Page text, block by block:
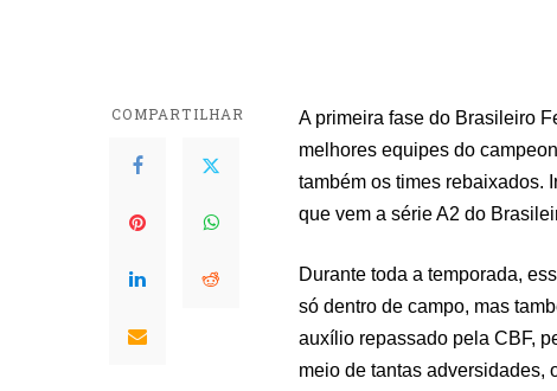
COMPARTILHAR
A primeira fase do Brasileiro
melhores equipes do
também os times rebaixados.
que vem a série A2 do
Durante toda a temporada,
só dentro de campo, mas
auxílio repassado pela CBF,
meio de tantas adversidades,